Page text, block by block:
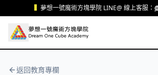
跳至主要內容夢想一號魔術方塊學院 LINE@ 線上客服：
返回教育專欄